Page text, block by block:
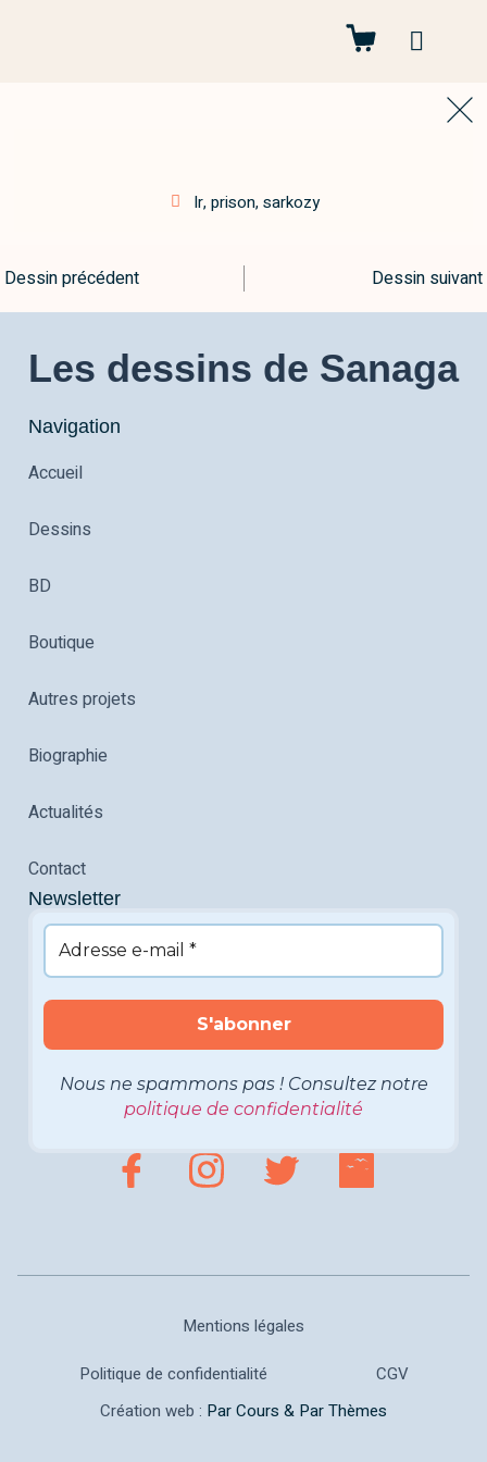
lr,prison,sarkozy
Dessin précédent Dessin suivant
Les dessins de Sanaga
Navigation
Accueil
Dessins
BD
Boutique
Autres projets
Biographie
Actualités
Contact
Newsletter
Nous ne spammons pas ! Consultez notre
politique de confidentialité
Mentions légales
Politique de confidentialité
CGV
Création web : Par Cours & Par Thèmes